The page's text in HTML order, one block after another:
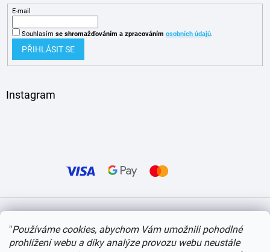
"Používáme cookies, abychom Vám umožnili pohodlné
prohlížení webu a díky analýze provozu webu neustále
E-mail
Souhlasím se shromažďováním a zpracováním osobních údajů.
PŘIHLÁSIT SE
Instagram